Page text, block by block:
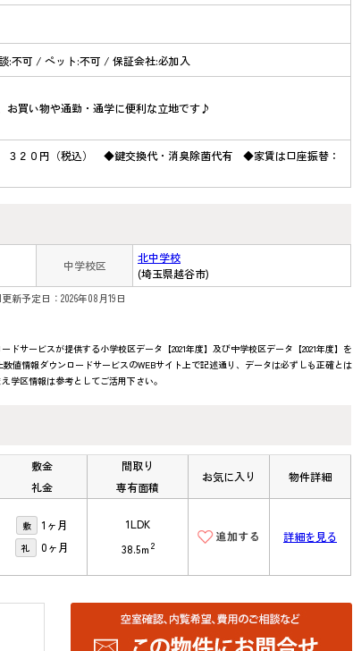
:不可 / ペット:不可 / 保証会社:必加入
お買い物や通勤・通学に便利な立地です♪
２０円（税込） ◆鍵交換代・消臭除菌代有 ◆家賃は口座振替：
中学校区
北中学校
(埼玉県越谷市)
新予定日：2026年08月19日
サービスが提供する小学校区データ【2021年度】及び中学校区データ【2021年度】を
値情報ダウンロードサービスのWEBサイト上で記述通り、データは必ずしも正確とは
学区情報は参考としてご活用下さい。
敷金
礼金
間取り
専有面積
お気に入り 物件詳細
敷 1ヶ月
礼 0ヶ月
1LDK
38.5ｍ 2
詳細を見る